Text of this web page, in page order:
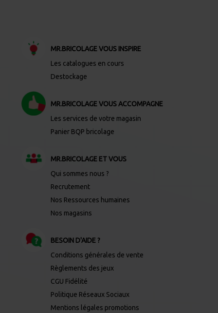
MR.BRICOLAGE VOUS INSPIRE
Les catalogues en cours
Destockage
MR.BRICOLAGE VOUS ACCOMPAGNE
Les services de votre magasin
Panier BQP bricolage
MR.BRICOLAGE ET VOUS
Qui sommes nous ?
Recrutement
Nos Ressources humaines
Nos magasins
BESOIN D'AIDE ?
Conditions générales de vente
Règlements des jeux
CGU Fidélité
Politique Réseaux Sociaux
Mentions légales promotions